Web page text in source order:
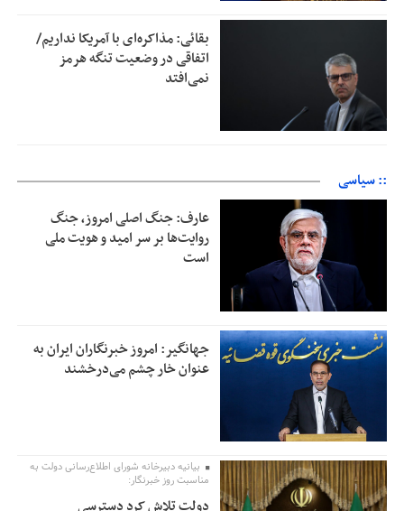
بقائی: مذاکره‌ای با آمریکا نداریم/
اتفاقی در وضعیت تنگه هرمز
نمی‌افتد
:: سیاسی
عارف: جنگ اصلی امروز، جنگ
روایت‌ها بر سر امید و هویت ملی
است
جهانگیر: امروز خبرنگاران ایران به
عنوان خار چشم می‌درخشند
بیانیه دبیرخانه شورای اطلاع‌رسانی دولت به
مناسبت روز خبرنگار: